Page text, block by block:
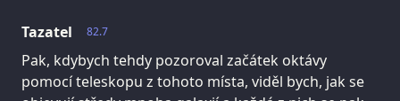
82.7
Tazatel
Pak, kdybych tehdy pozoroval začátek oktávy
pomocí teleskopu z tohoto místa, viděl bych, jak se